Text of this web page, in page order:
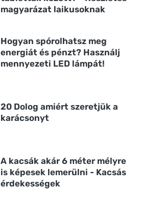
magyarázat laikusoknak
Hogyan spórolhatsz meg
energiát és pénzt? Használj
mennyezeti LED lámpát!
20 Dolog amiért szeretjük a
karácsonyt
A kacsák akár 6 méter mélyre
is képesek lemerülni - Kacsás
érdekességek